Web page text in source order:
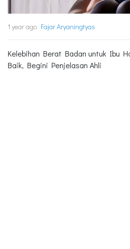
1 year ago Fajar Aryaningtyas
Kelebihan Berat Badan untuk Ibu
Baik, Begini Penjelasan Ahli